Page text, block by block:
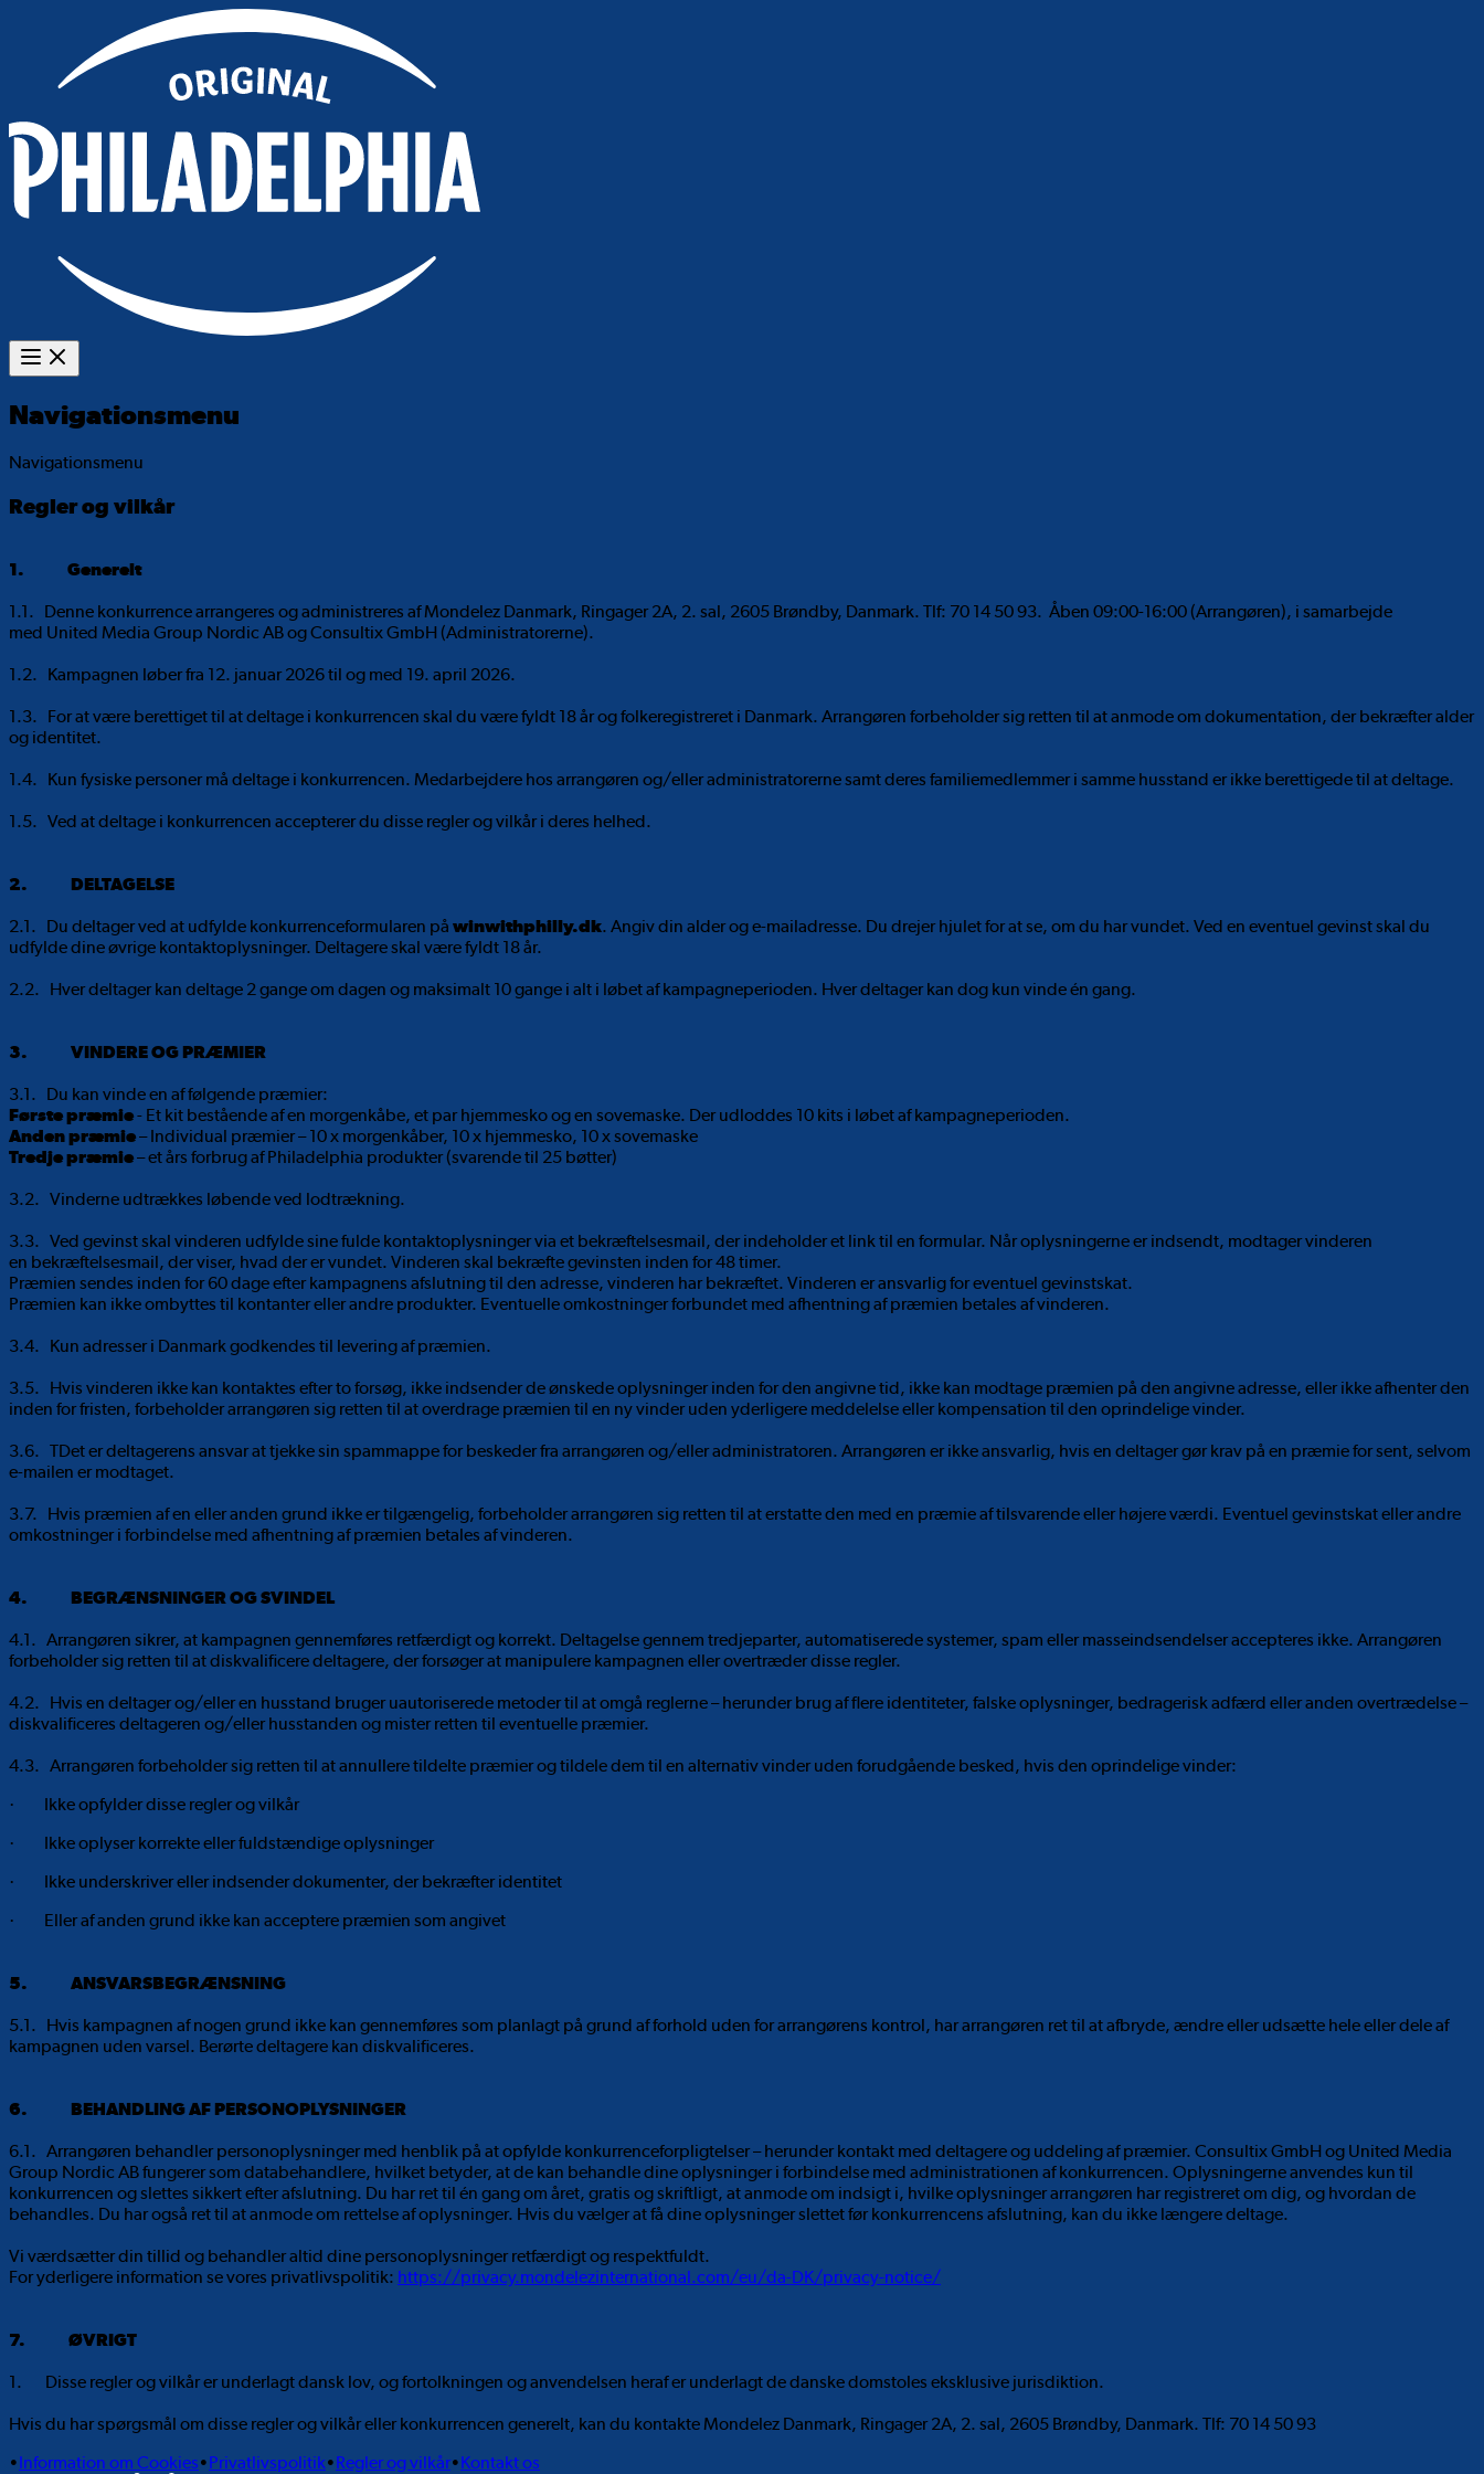
Navigationsmenu
Navigationsmenu
Regler og vilkår
1. Generelt
1.1. Denne konkurrence arrangeres og administreres af Mondelez Danmark, Ringager 2A, 2. sal, 2605 Brøndby, Danmark. Tlf: 70 14 50 93. Åben 09:00-16:00 (Arrangøren), i samarbejde
med United Media Group Nordic AB og Consultix GmbH (Administratorerne).
1.2. Kampagnen løber fra 12. januar 2026 til og med 19. april 2026.
1.3. For at være berettiget til at deltage i konkurrencen skal du være fyldt 18 år og folkeregistreret i Danmark. Arrangøren forbeholder sig retten til at anmode om dokumentation, der bekræfter alder
og identitet.
1.4. Kun fysiske personer må deltage i konkurrencen. Medarbejdere hos arrangøren og/eller administratorerne samt deres familiemedlemmer i samme husstand er ikke berettigede til at deltage.
1.5. Ved at deltage i konkurrencen accepterer du disse regler og vilkår i deres helhed.
2. DELTAGELSE
2.1. Du deltager ved at udfylde konkurrenceformularen på winwithphilly.dk. Angiv din alder og e-mailadresse. Du drejer hjulet for at se, om du har vundet. Ved en eventuel gevinst skal du
udfylde dine øvrige kontaktoplysninger. Deltagere skal være fyldt 18 år.
2.2. Hver deltager kan deltage 2 gange om dagen og maksimalt 10 gange i alt i løbet af kampagneperioden. Hver deltager kan dog kun vinde én gang.
3. VINDERE OG PRÆMIER
3.1. Du kan vinde en af følgende præmier:
Første præmie- Et kit bestående af en morgenkåbe, et par hjemmesko og en sovemaske. Der udloddes 10 kits i løbet af kampagneperioden.
Anden præmie– Individual præmier – 10 x morgenkåber, 10 x hjemmesko, 10 x sovemaske
Tredje præmie– et års forbrug af Philadelphia produkter (svarende til 25 bøtter)
3.2. Vinderne udtrækkes løbende ved lodtrækning.
3.3. Ved gevinst skal vinderen udfylde sine fulde kontaktoplysninger via et bekræftelsesmail, der indeholder et link til en formular. Når oplysningerne er indsendt, modtager vinderen
en bekræftelsesmail, der viser, hvad der er vundet. Vinderen skal bekræfte gevinsten inden for 48 timer.
Præmien sendes inden for 60 dage efter kampagnens afslutning til den adresse, vinderen har bekræftet. Vinderen er ansvarlig for eventuel gevinstskat.
Præmien kan ikke ombyttes til kontanter eller andre produkter. Eventuelle omkostninger forbundet med afhentning af præmien betales af vinderen.
3.4. Kun adresser i Danmark godkendes til levering af præmien.
3.5. Hvis vinderen ikke kan kontaktes efter to forsøg, ikke indsender de ønskede oplysninger inden for den angivne tid, ikke kan modtage præmien på den angivne adresse, eller ikke afhenter den
inden for fristen, forbeholder arrangøren sig retten til at overdrage præmien til en ny vinder uden yderligere meddelelse eller kompensation til den oprindelige vinder.
3.6. TDet er deltagerens ansvar at tjekke sin spammappe for beskeder fra arrangøren og/eller administratoren. Arrangøren er ikke ansvarlig, hvis en deltager gør krav på en præmie for sent, selvom
e-mailen er modtaget.
3.7. Hvis præmien af en eller anden grund ikke er tilgængelig, forbeholder arrangøren sig retten til at erstatte den med en præmie af tilsvarende eller højere værdi. Eventuel gevinstskat eller andre
omkostninger i forbindelse med afhentning af præmien betales af vinderen.
4. BEGRÆNSNINGER OG SVINDEL
4.1. Arrangøren sikrer, at kampagnen gennemføres retfærdigt og korrekt. Deltagelse gennem tredjeparter, automatiserede systemer, spam eller masseindsendelser accepteres ikke. Arrangøren
forbeholder sig retten til at diskvalificere deltagere, der forsøger at manipulere kampagnen eller overtræder disse regler.
4.2. Hvis en deltager og/eller en husstand bruger uautoriserede metoder til at omgå reglerne – herunder brug af flere identiteter, falske oplysninger, bedragerisk adfærd eller anden overtrædelse –
diskvalificeres deltageren og/eller husstanden og mister retten til eventuelle præmier.
4.3. Arrangøren forbeholder sig retten til at annullere tildelte præmier og tildele dem til en alternativ vinder uden forudgående besked, hvis den oprindelige vinder:
· Ikke opfylder disse regler og vilkår
· Ikke oplyser korrekte eller fuldstændige oplysninger
· Ikke underskriver eller indsender dokumenter, der bekræfter identitet
· Eller af anden grund ikke kan acceptere præmien som angivet
5. ANSVARSBEGRÆNSNING
5.1. Hvis kampagnen af nogen grund ikke kan gennemføres som planlagt på grund af forhold uden for arrangørens kontrol, har arrangøren ret til at afbryde, ændre eller udsætte hele eller dele af
kampagnen uden varsel. Berørte deltagere kan diskvalificeres.
6. BEHANDLING AF PERSONOPLYSNINGER
6.1. Arrangøren behandler personoplysninger med henblik på at opfylde konkurrenceforpligtelser – herunder kontakt med deltagere og uddeling af præmier. Consultix GmbH og United Media
Group Nordic AB fungerer som databehandlere, hvilket betyder, at de kan behandle dine oplysninger i forbindelse med administrationen af konkurrencen. Oplysningerne anvendes kun til
konkurrencen og slettes sikkert efter afslutning. Du har ret til én gang om året, gratis og skriftligt, at anmode om indsigt i, hvilke oplysninger arrangøren har registreret om dig, og hvordan de
behandles. Du har også ret til at anmode om rettelse af oplysninger. Hvis du vælger at få dine oplysninger slettet før konkurrencens afslutning, kan du ikke længere deltage.
Vi værdsætter din tillid og behandler altid dine personoplysninger retfærdigt og respektfuldt.
For yderligere information se vores privatlivspolitik: https://privacy.mondelezinternational.com/eu/da-DK/privacy-notice/
7. ØVRIGT
1. Disse regler og vilkår er underlagt dansk lov, og fortolkningen og anvendelsen heraf er underlagt de danske domstoles eksklusive jurisdiktion.
Hvis du har spørgsmål om disse regler og vilkår eller konkurrencen generelt, kan du kontakte Mondelez Danmark, Ringager 2A, 2. sal, 2605 Brøndby, Danmark. Tlf: 70 14 50 93
•Information om Cookies•Privatlivspolitik•Regler og vilkår•Kontakt os